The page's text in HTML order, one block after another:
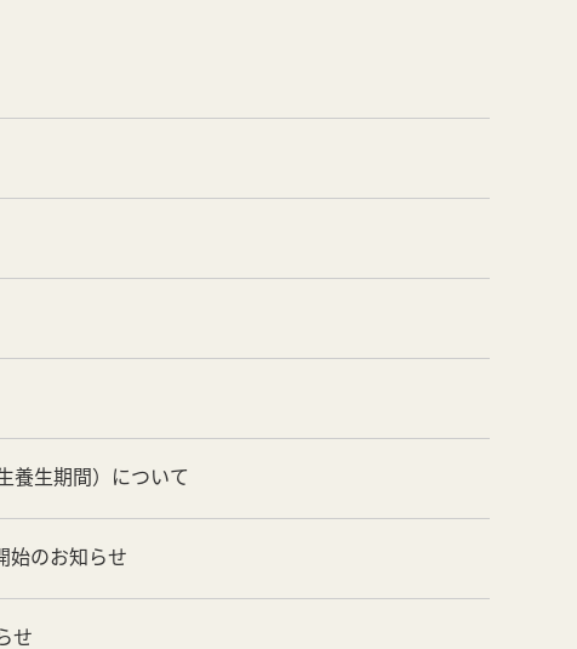
養生期間）について
始のお知らせ
せ